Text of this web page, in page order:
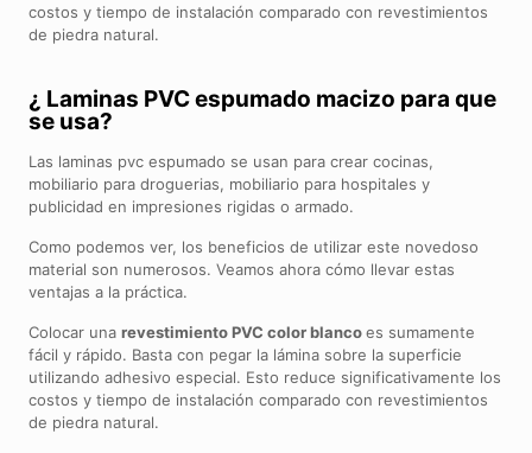
costos y tiempo de instalación comparado con revestimientos
de piedra natural.
¿ Laminas PVC espumado macizo para que
se usa?
Las laminas pvc espumado se usan para crear cocinas,
mobiliario para droguerias, mobiliario para hospitales y
publicidad en impresiones rigidas o armado.
Como podemos ver, los beneficios de utilizar este novedoso
material son numerosos. Veamos ahora cómo llevar estas
ventajas a la práctica.
Colocar unarevestimiento PVC color blancoes sumamente
fácil y rápido. Basta con pegar la lámina sobre la superficie
utilizando adhesivo especial. Esto reduce significativamente los
costos y tiempo de instalación comparado con revestimientos
de piedra natural.